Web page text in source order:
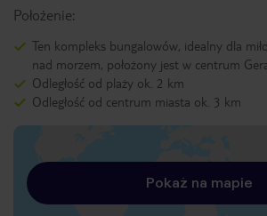
Położenie:
Ten kompleks bungalowów, idealny dla
nad morzem, położony jest w centrum
Odległość od plaży ok. 2 km
Odległość od centrum miasta ok. 3 km
Pokaż na mapie